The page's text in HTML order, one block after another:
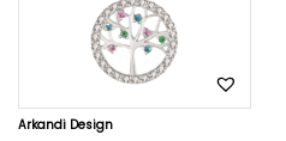
Arkandi Design